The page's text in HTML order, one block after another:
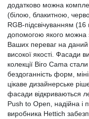
додатково можна
(білою, блакитною,
RGB-підсвічуванням (16
допомогою якого можна
Ваших переваг на
високої якості. Фасади
колекції Віго Cama
бездоганність форм,
цікаве дизайнерське
фасади відкриваються
Push to Open, надійна і
виробника Hettich